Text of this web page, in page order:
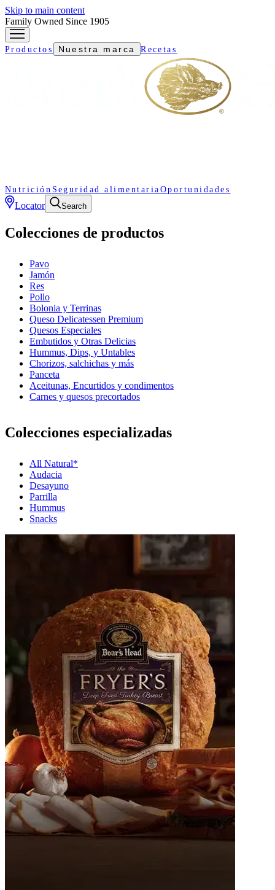
Skip to main content
Family Owned Since 1905
Productos Nuestra marca Recetas
Nutrición Seguridad alimentaria Oportunidades
Locator Search
Colecciones de productos
Pavo
Jamón
Res
Pollo
Bolonia y Terrinas
Queso Delicatessen Premium
Quesos Especiales
Embutidos y Otras Delicias
Hummus, Dips, y Untables
Chorizos, salchichas y más
Panceta
Aceitunas, Encurtidos y condimentos
Carnes y quesos precortados
Colecciones especializadas
All Natural*
Audacia
Desayuno
Parrilla
Hummus
Snacks